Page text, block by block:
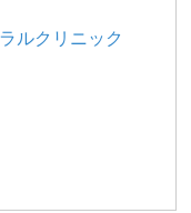
ルクリニック